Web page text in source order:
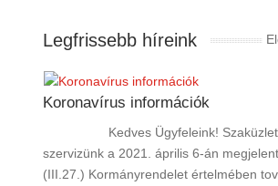
Legfrissebb híreink
Koronavírus információk
Kedves Ügyfeleink!
szervizünk a 2021. április 6-án megjelent
(III.27.) Kormányrendelet értelmében